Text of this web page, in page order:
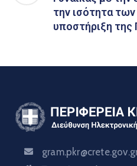
την ισότητα
υποστήριξη της